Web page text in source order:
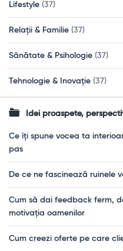
Lifestyle (37)
Relații & Familie (37)
Sănătate & Psihologie (37)
Tehnologie & Inovație (37)
Idei proaspete,
Ce îți spune vocea ta
pas
De ce ne fascinează ruinele
Cum să dai feedback ferm,
motivația oamenilor
Cum creezi oferte pe care